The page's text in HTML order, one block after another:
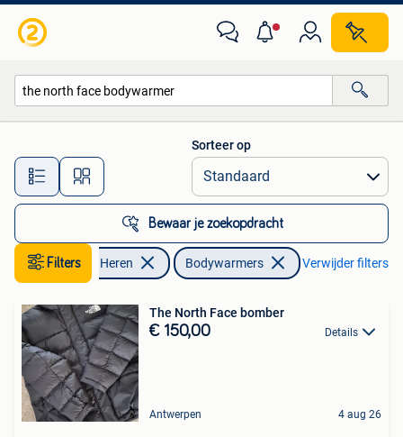
Alle afstanden…
Sorteer op
Bewaar je zoekopdracht
Filters
Kleding | Heren Bodywarmers Verwijder filters
The North Face bomber
€ 150,00 Details
Antwerpen 4 aug 26